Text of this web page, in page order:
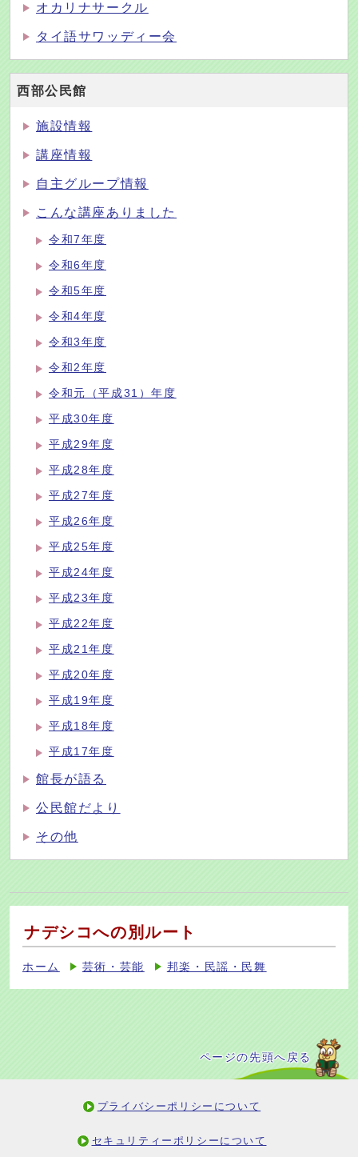
オカリナサークル
タイ語サワッディー会
西部公民館
施設情報
講座情報
自主グループ情報
こんな講座ありました
令和7年度
令和6年度
令和5年度
令和4年度
令和3年度
令和2年度
令和元（平成31）年度
平成30年度
平成29年度
平成28年度
平成27年度
平成26年度
平成25年度
平成24年度
平成23年度
平成22年度
平成21年度
平成20年度
平成19年度
平成18年度
平成17年度
館長が語る
公民館だより
その他
ナデシコへの別ルート
ホーム 芸術・芸能 邦楽・民謡・民舞
ページの先頭へ戻る
プライバシーポリシーについて
セキュリティーポリシーについて